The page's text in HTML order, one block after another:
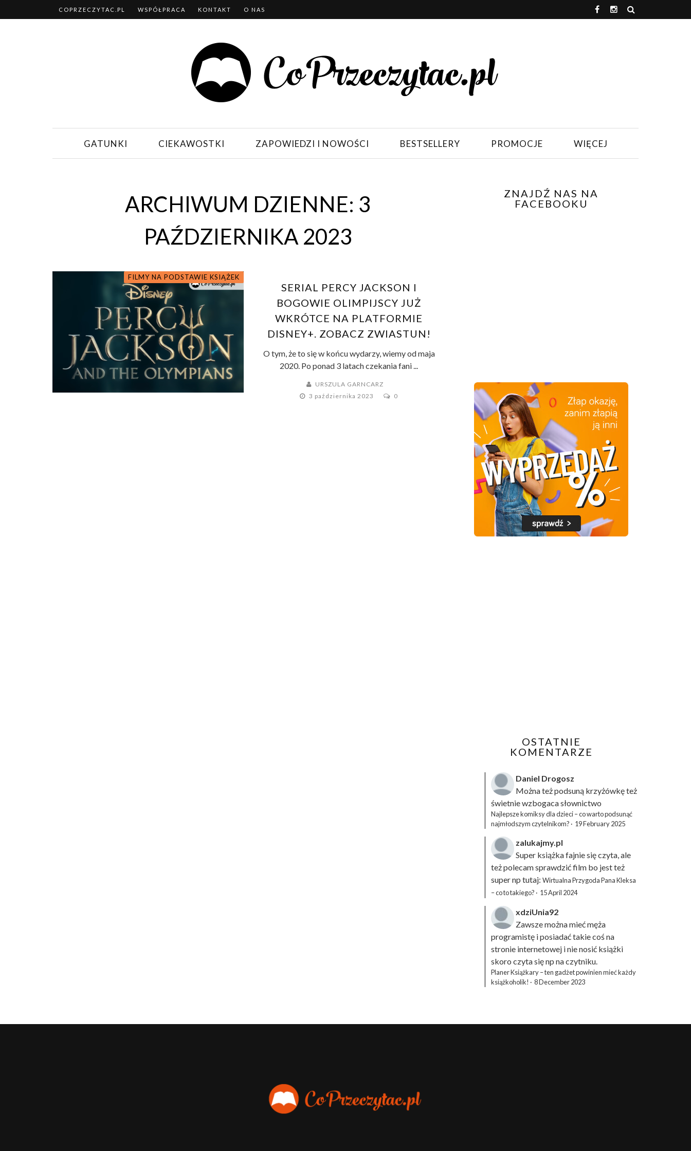
COPRZECZYTAC.PL WSPÓŁPRACA KONTAKT O NAS
GATUNKI CIEKAWOSTKI ZAPOWIEDZI I NOWOŚCI BESTSELLERY PROMOCJE WIĘCEJ
ARCHIWUM DZIENNE: 3
PAŹDZIERNIKA 2023
FILMY NA PODSTAWIE KSIĄŻEK
SERIAL PERCY JACKSON I
BOGOWIE OLIMPIJSCY JUŻ
WKRÓTCE NA PLATFORMIE
DISNEY+. ZOBACZ ZWIASTUN!
O tym, że to się w końcu wydarzy, wiemy od maja
2020. Po ponad 3 latach czekania fani ...
URSZULA GARNCARZ
3 października 2023
0
ZNAJDŹ NAS NA
FACEBOOKU
OSTATNIE
KOMENTARZE
Daniel Drogosz
Można też podsuną krzyżówkęteż
świetnie wzbogaca słownictwo
Najlepsze komiksy dla dzieci – co warto podsunąć
najmłodszym czytelnikom? · 19 February 2025
zalukajmy.pl
Super książka fajnie się czyta, ale
też polecam sprawdzić film bo jest też
super np tutaj: Wirtualna Przygoda Pana Kleksa
– co to takiego? · 15 April 2024
xdziUnia92
Zawsze można mieć męża
programistę i posiadać takie coś na
stronie internetowej i nie nosić książki
skoro czyta się np na czytniku.
Planer Książkary – ten gadżet powinien mieć każdy
książkoholik! · 8 December 2023